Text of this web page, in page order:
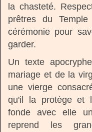
la chasteté.
prêtres du
cérémonie pour
garder.
Un texte
mariage et de la
une vierge
qu'il la protège et
fonde avec elle
reprend les